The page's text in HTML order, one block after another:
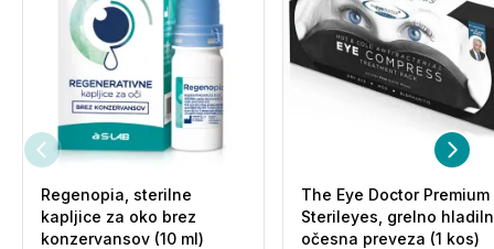
Regenopia, sterilne
kapljice za oko brez
konzervansov (10 ml)
The Eye Doctor Premium
Sterileyes, grelno
očesna preveza (1 kos)